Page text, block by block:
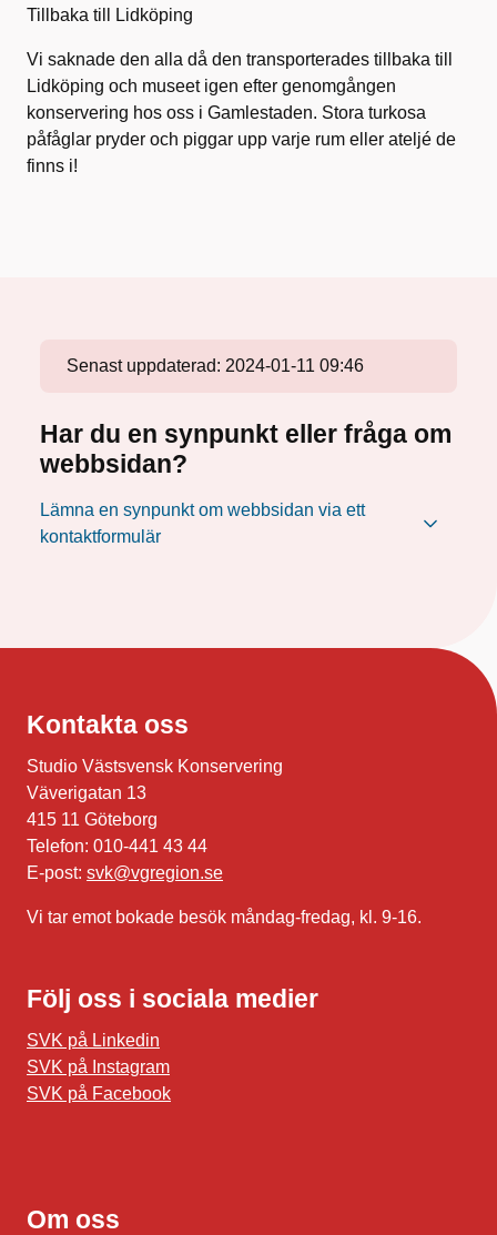
Tillbaka till Lidköping
Vi saknade den alla då den transporterades tillbaka till
Lidköping och museet igen efter genomgången
konservering hos oss i Gamlestaden. Stora turkosa
påfåglar pryder och piggar upp varje rum eller ateljé de
finns i!
Senast uppdaterad: 2024-01-11 09:46
Har du en synpunkt eller fråga om
webbsidan?
Lämna en synpunkt om webbsidan via ett
kontaktformulär
Kontakta oss
Studio Västsvensk Konservering
Väverigatan 13
415 11 Göteborg
Telefon: 010-441 43 44
E-post: svk@vgregion.se
Vi tar emot bokade besök måndag-fredag, kl. 9-16.
Följ oss i sociala medier
SVK på Linkedin
SVK på Instagram
SVK på Facebook
Om oss